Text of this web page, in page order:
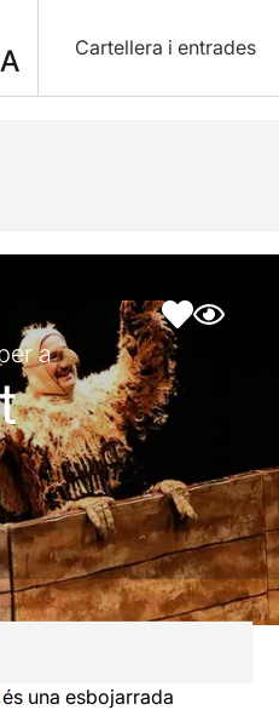
Cartellera i entrades
Fotos i vídeos
a
és una esbojarrada